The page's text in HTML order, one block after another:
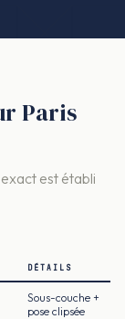
Paris
est établi
DÉTAILS
Sous-couche +
pose clipsée